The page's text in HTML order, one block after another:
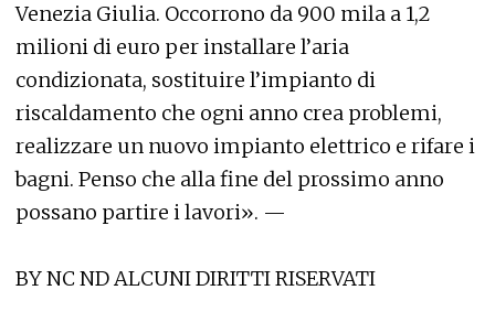
Venezia Giulia. Occorrono da 900 mila a 1,2
milioni di euro per installare l’aria
condizionata, sostituire l’impianto di
riscaldamento che ogni anno crea problemi,
realizzare un nuovo impianto elettrico e rifare i
bagni. Penso che alla fine del prossimo anno
possano partire i lavori». —
BY NC ND ALCUNI DIRITTI RISERVATI